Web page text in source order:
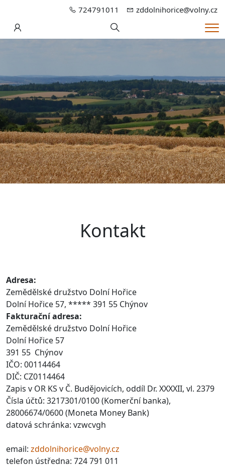
724791011 zddolnihorice@volny.cz
Hledání
Kontakt
Adresa:
Zemědělské družstvo Dolní Hořice
Dolní Hořice 57, ***** 391 55 Chýnov
Fakturační adresa:
Zemědělské družstvo Dolní Hořice
Dolní Hořice 57
391 55 Chýnov
IČO: 00114464
DIČ: CZ0114464
Zapis v OR KS v Č. Budějovicích, oddíl Dr. XXXXII, vl. 2379
Čísla účtů: 3217301/0100 (Komerční banka),
28006674/0600 (Moneta Money Bank)
datová schránka: vzwcvgh
email: zddolnihorice@volny.cz
telefon ústředna: 724 791 011